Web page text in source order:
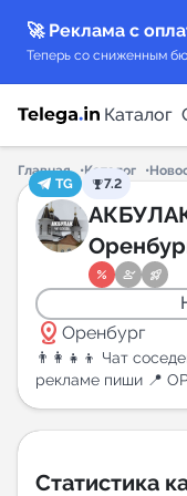
🚀 Реклама с
Теперь со сниженным
Каталог
Каталог
Каталог ботов
Горящие
Индекс
New
New
Главная Каталог
TG
7.2
distance Оренбург
👨‍👩‍👧‍👦 Чат
рекламе пиши 📍
Статистика